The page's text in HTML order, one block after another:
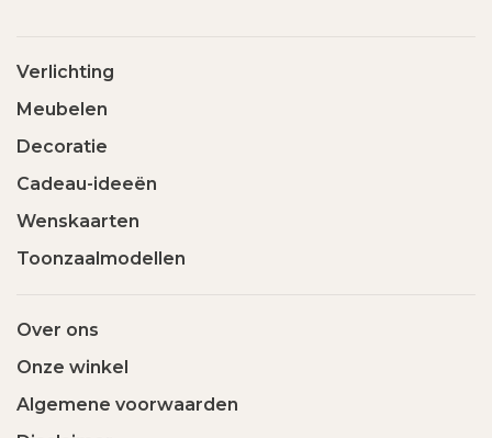
Verlichting
Meubelen
Decoratie
Cadeau-ideeën
Wenskaarten
Toonzaalmodellen
Over ons
Onze winkel
Algemene voorwaarden